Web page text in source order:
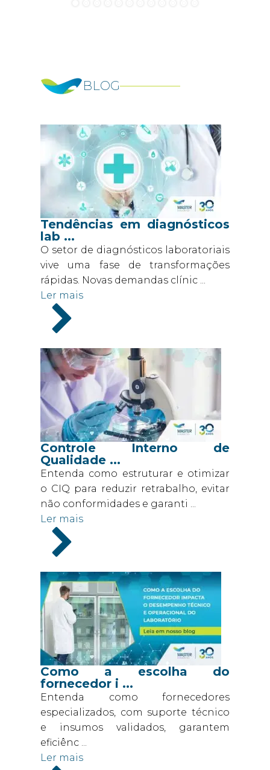
BLOG
Tendências em diagnósticos
lab ...
O setor de diagnósticos laboratoriais
vive uma fase de transformações
rápidas. Novas demandas clínic ...
Ler mais
Controle Interno de
Qualidade ...
Entenda como estruturar e otimizar
o CIQ para reduzir retrabalho, evitar
não conformidades e garanti ...
Ler mais
Como a escolha do
fornecedor i ...
Entenda como fornecedores
especializados, com suporte técnico
e insumos validados, garantem
eficiênc ...
Ler mais